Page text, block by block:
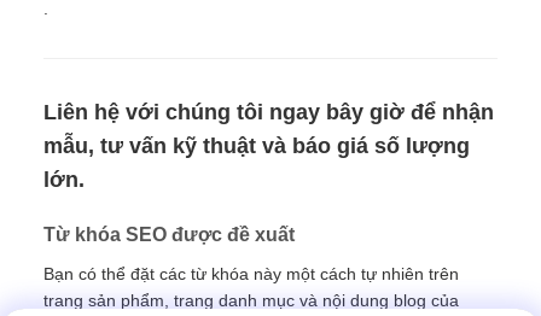
Liên hệ với chúng tôi ngay bây giờ để nhận
mẫu, tư vấn kỹ thuật và báo giá số lượng
lớn.
Từ khóa SEO được đề xuất
Bạn có thể đặt các từ khóa này một cách tự nhiên trên
trang sản phẩm, trang danh mục và nội dung blog của